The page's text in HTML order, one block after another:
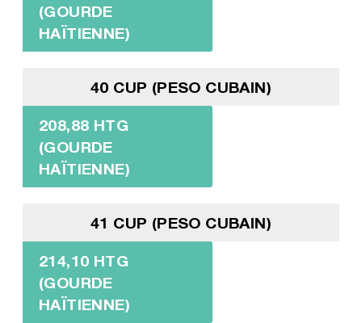
(GOURDE
HAÏTIENNE)
40 CUP (PESO CUBAIN)
208,88 HTG
(GOURDE
HAÏTIENNE)
41 CUP (PESO CUBAIN)
214,10 HTG
(GOURDE
HAÏTIENNE)